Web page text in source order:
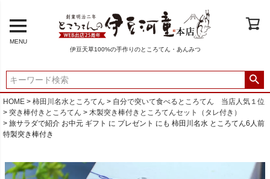
MENU
伊豆天草100%の手作りのところてん・あんみつ
HOME 柿田川名水ところてん
自分で突いて食べるところてん 当店人気１位
突き棒付きところてん
木製突き棒付きところてんセット（タレ付き）
旅サラダで紹介 お中元 ギフト に プレゼント にも 柿田川名水 ところてん6人前
特製突き棒付き